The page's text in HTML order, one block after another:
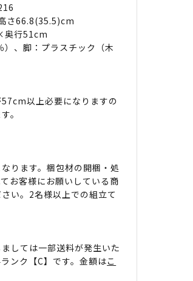
さ66.8(35.5)cm
奥行51cm
、脚：プラスチック（木
以上必要になりますの
。
ります。梱包材の開梱・処
お客様にお願いしている商
い。2名様以上での組立て
しては一部送料が発生いた
ンク【C】です。金額はこ